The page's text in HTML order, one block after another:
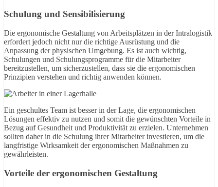
Schulung und Sensibilisierung
Die ergonomische Gestaltung von Arbeitsplätzen in der Intralogistik
erfordert jedoch nicht nur die richtige Ausrüstung und die
Anpassung der physischen Umgebung. Es ist auch wichtig,
Schulungen und Schulungsprogramme für die Mitarbeiter
bereitzustellen, um sicherzustellen, dass sie die ergonomischen
Prinzipien verstehen und richtig anwenden können.
Ein geschultes Team ist besser in der Lage, die ergonomischen
Lösungen effektiv zu nutzen und somit die gewünschten Vorteile in
Bezug auf Gesundheit und Produktivität zu erzielen. Unternehmen
sollten daher in die Schulung ihrer Mitarbeiter investieren, um die
langfristige Wirksamkeit der ergonomischen Maßnahmen zu
gewährleisten.
Vorteile der ergonomischen Gestaltung